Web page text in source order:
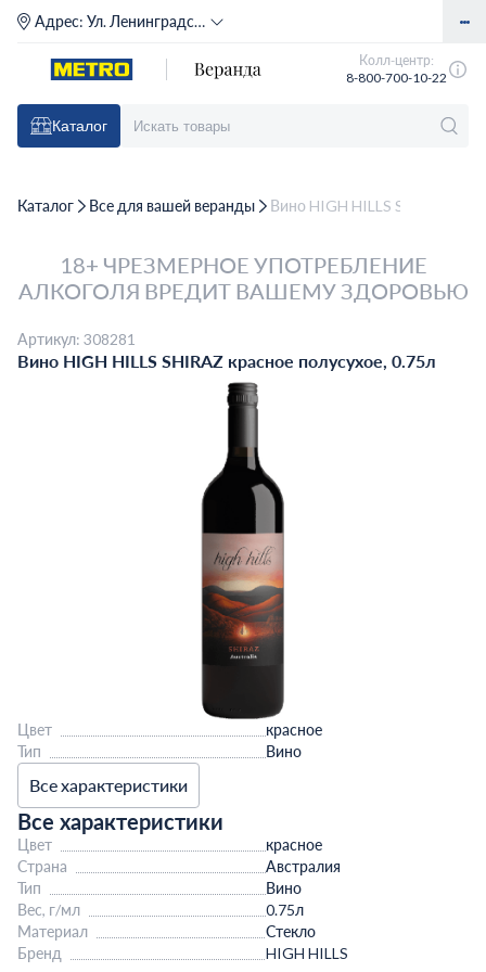
Адрес: Ул. Ленинградское шоссе, д. 71Г (м. Речной вокзал)
Колл-центр:
8-800-700-10-22
Каталог
Каталог Все для вашей веранды Вино HIGH HILLS SHIRAZ
18+ ЧРЕЗМЕРНОЕ УПОТРЕБЛЕНИЕ
АЛКОГОЛЯ ВРЕДИТ ВАШЕМУ ЗДОРОВЬЮ
Артикул: 308281
Вино HIGH HILLS SHIRAZ красное полусухое, 0.75л
Цвет
красное
Тип
Вино
Все характеристики
Все характеристики
Цвет
красное
Страна
Австралия
Тип
Вино
Вес, г/мл
0.75л
Материал
Стекло
Бренд
HIGH HILLS